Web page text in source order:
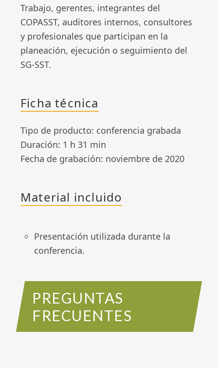
Trabajo, gerentes, integrantes del
COPASST, auditores internos, consultores
y profesionales que participan en la
planeación, ejecución o seguimiento del
SG-SST.
Ficha técnica
Tipo de producto: conferencia grabada
Duración: 1 h 31 min
Fecha de grabación: noviembre de 2020
Material incluido
Presentación utilizada durante la
conferencia.
PREGUNTAS
FRECUENTES